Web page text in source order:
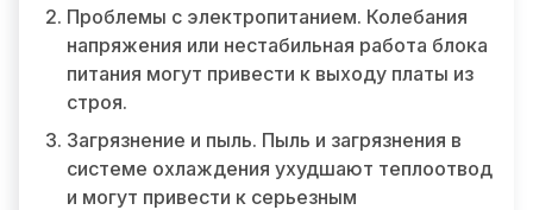
Проблемы с электропитанием. Колебания
напряжения или нестабильная работа блока
питания могут привести к выходу платы из
строя.
Загрязнение и пыль. Пыль и загрязнения в
системе охлаждения ухудшают теплоотвод
и могут привести к серьезным